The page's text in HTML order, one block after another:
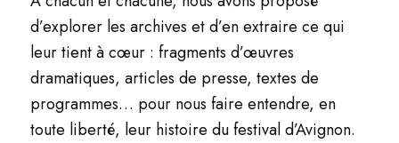
d’explorer les archives et d’en extraire ce qui
leur tient à cœur : fragments d’œuvres
dramatiques, articles de presse, textes de
programmes… pour nous faire entendre, en
toute liberté, leur histoire du festival d’Avignon.